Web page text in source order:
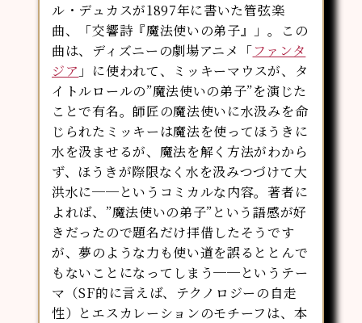
ル・デュカスが1897年に書いた管弦楽
曲、「交響詩『魔法使いの弟子』」。この
曲は、ディズニーの劇場アニメ「ファンタ
ジア 」に使われて、ミッキーマウスが、タ
イトルロールの”魔法使いの弟子”を演じた
ことで有名。師匠の魔法使いに水汲みを命
じられたミッキーは魔法を使ってほうきに
水を汲ませるが、魔法を解く方法がわから
ず、ほうきが際限なく水を汲みつづけて大
洪水に──というコミカルな内容。著者に
よれば、”魔法使いの弟子”という語感が好
きだったので題名だけ拝借したそうです
が、夢のような力も使い道を誤るととんで
もないことになってしまう──というテー
マ（SF的に言えば、テクノロジーの自走
性）とエスカレーションのモチーフは、本